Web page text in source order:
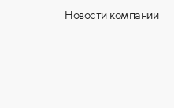
Новости компании